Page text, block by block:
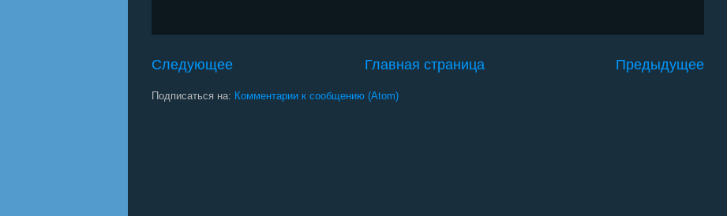
Следующее Предыдущее
Главная страница
Подписаться на: Комментарии к сообщению (Atom)